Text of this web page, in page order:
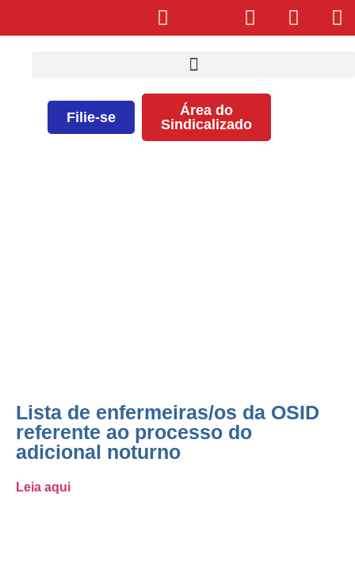
Filie-se
Área do
Sindicalizado
Lista de enfermeiras/os da OSID
referente ao processo do
adicional noturno
Leia aqui